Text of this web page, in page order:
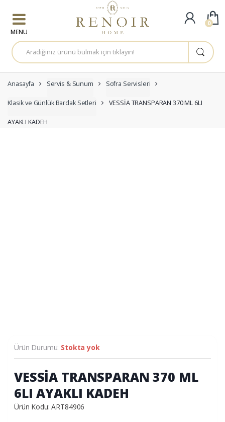
A
r
a
a
:
Anasayfa Servis & Sunum Sofra Servisleri
Klasik ve Günlük Bardak Setleri VESSİA TRANSPARAN 370 ML 6LI
AYAKLI KADEH
Ürün Durumu: Stokta yok
VESSİA TRANSPARAN 370 ML
6LI AYAKLI KADEH
Ürün Kodu: ART84906
0